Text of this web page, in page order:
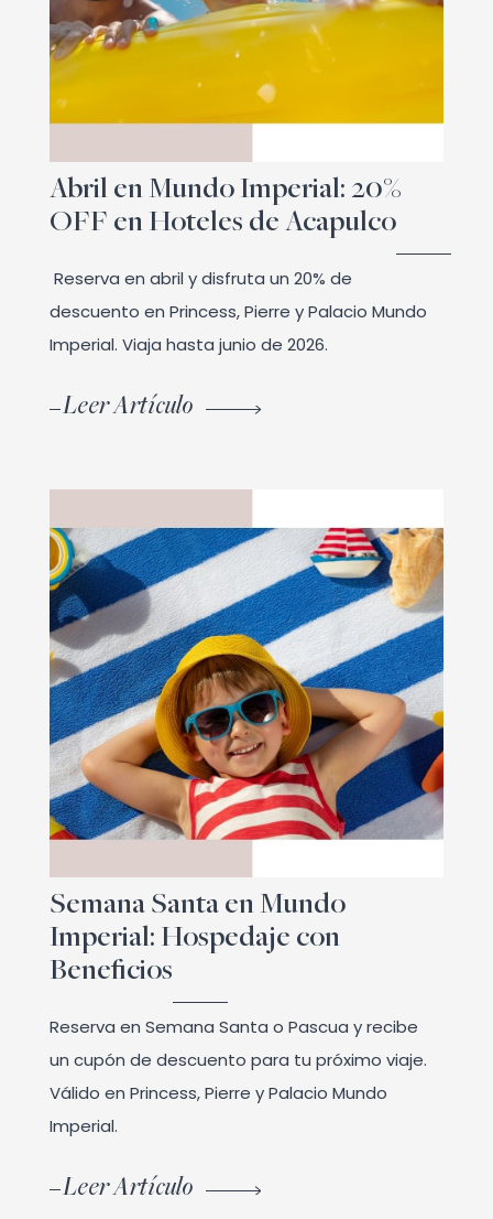
Abril en Mundo Imperial: 20%
OFF en Hoteles de Acapulco
Reserva en abril y disfruta un 20% de
descuento en Princess, Pierre y Palacio Mundo
Imperial. Viaja hasta junio de 2026.
Leer Artículo
Semana Santa en Mundo
Imperial: Hospedaje con
Beneficios
Reserva en Semana Santa o Pascua y recibe
un cupón de descuento para tu próximo viaje.
Válido en Princess, Pierre y Palacio Mundo
Imperial.
Leer Artículo